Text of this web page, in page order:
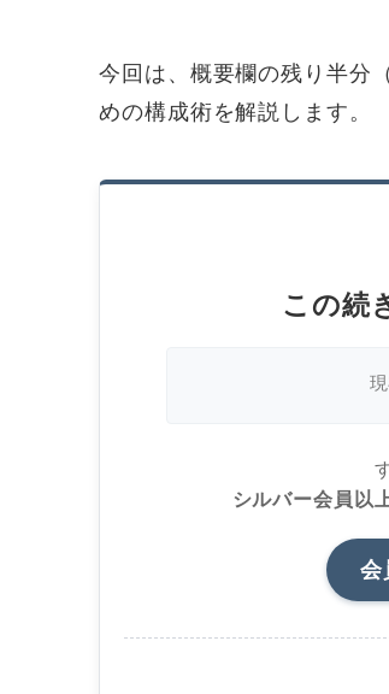
今回は、概要欄の残り半分
めの構成術を解説します。
この続
シルバー会員以
会